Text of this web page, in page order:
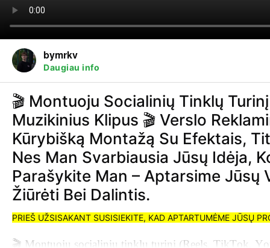
bymrkv
Daugiau info
klientų, kurie nori kūrybiško ir profesionalaus video už prieinamą
Šalis
Kalbos
Teigiami atsiliepimai
Paskutinis įvykdymas
🎬 Montuoju Socialinių Tinklų
Muzikinius Klipus 🎬 Verslo
Kūrybišką Montažą Su Efektais,
Nes Man Svarbiausia Jūsų Idėja,
Parašykite Man – Aptarsime Jūsų
Žiūrėti Bei Dalintis.
PRIEŠ UŽSISAKANT SUSISIEKITE, KAD APTARTUMĖME JŪSŲ
🎬 Montuoju socialinių tinklų turinį (Reels, TikTok,